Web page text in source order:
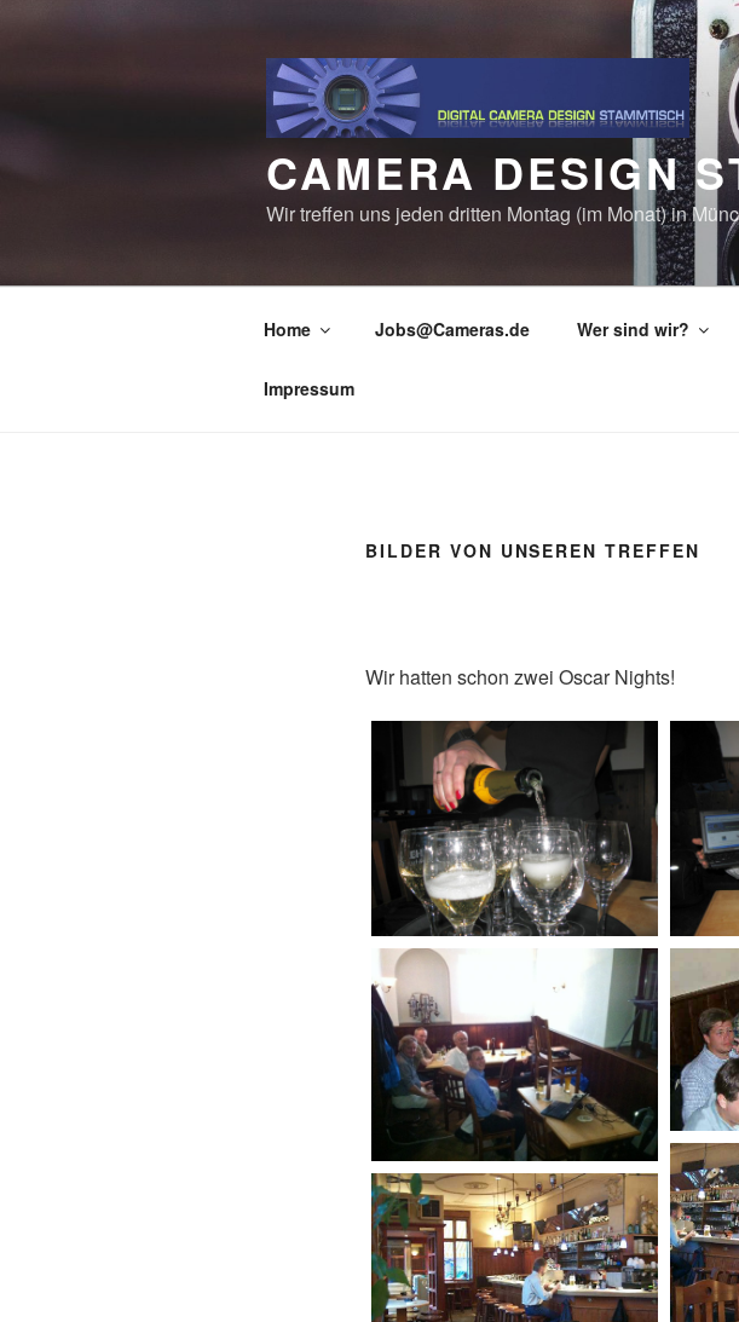
CAMERA DESIGN
Wir treffen uns jeden dritten Montag (im Monat) in
Home Jobs@Cameras.de Wer sind wir?
Impressum
BILDER VON UNSEREN TREFFEN
Wir hatten schon zwei Oscar Nights!